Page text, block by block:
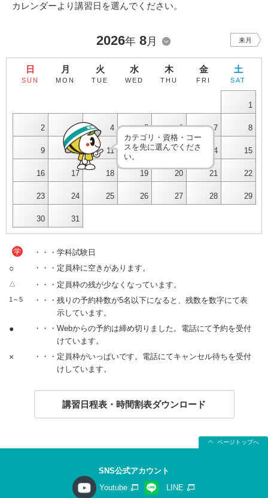
カレンダーより講習日を選んでください。
2026年 8月 来月
日
SUN
月
MON
火
TUE
水
WED
木
THU
金
FRI
土
SAT
1
2 3 4 5 6 7 8
9 10 11 12 13 14 15
16 17 18 19 20 21 22
23 24 25 26 27 28 29
30 31
カテゴリ・資格・コー
スを先に選んでくださ
い。
学 ・・・学科試験日
○ ・・・定員枠に空きがあります。
△ ・・・定員枠の残が少なくなっています。
1～5
・・・残りの予約枠数が5名以下になると、残数を数字にて表
示しています。
●
・・・Webからの予約は締め切りました。電話にて予約を受付
けています。
×
・・・定員枠がいっぱいです。電話にてキャンセル待ちを受付
けしています。
講習日程表・時間割表ダウンロード
ページトップへ
SNS公式アカウント
Youtube
LINE